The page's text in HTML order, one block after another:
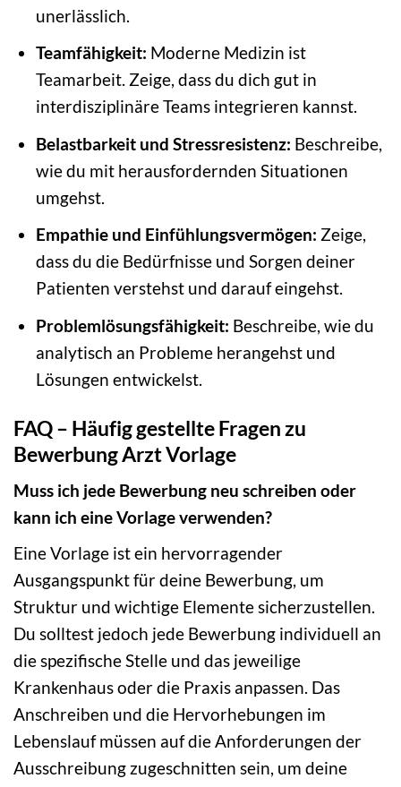
unerlässlich.
Teamfähigkeit: Moderne Medizin ist
Teamarbeit. Zeige, dass du dich gut in
interdisziplinäre Teams integrieren kannst.
Belastbarkeit und Stressresistenz: Beschreibe,
wie du mit herausfordernden Situationen
umgehst.
Empathie und Einfühlungsvermögen: Zeige,
dass du die Bedürfnisse und Sorgen deiner
Patienten verstehst und darauf eingehst.
Problemlösungsfähigkeit: Beschreibe, wie du
analytisch an Probleme herangehst und
Lösungen entwickelst.
FAQ – Häufig gestellte Fragen zu
Bewerbung Arzt Vorlage
Muss ich jede Bewerbung neu schreiben oder
kann ich eine Vorlage verwenden?
Eine Vorlage ist ein hervorragender
Ausgangspunkt für deine Bewerbung, um
Struktur und wichtige Elemente sicherzustellen.
Du solltest jedoch jede Bewerbung individuell an
die spezifische Stelle und das jeweilige
Krankenhaus oder die Praxis anpassen. Das
Anschreiben und die Hervorhebungen im
Lebenslauf müssen auf die Anforderungen der
Ausschreibung zugeschnitten sein, um deine